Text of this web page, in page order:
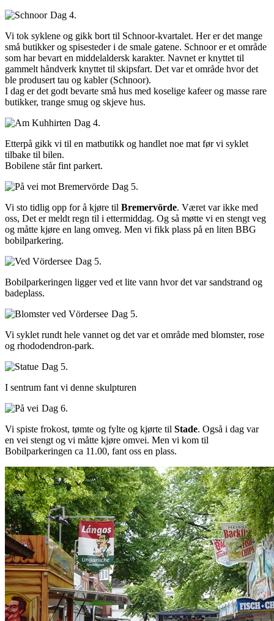
Dag 4.
Vi tok syklene og gikk bort til Schnoor-kvartalet. Her er det mange
små butikker og spisesteder i de smale gatene. Schnoor er et område
som har bevart en middelaldersk karakter. Navnet er knyttet til
gammelt håndverk knyttet til skipsfart. Det var et område hvor det
ble produsert tau og kabler (Schnoor).
I dag er det godt bevarte små hus med koselige kafeer og masse rare
butikker, trange smug og skjeve hus.
Dag 4.
Etterpå gikk vi til en matbutikk og handlet noe mat før vi syklet
tilbake til bilen.
Bobilene står fint parkert.
Dag 5.
Vi sto tidlig opp for å kjøre til Bremervörde. Været var ikke med
oss, Det er meldt regn til i ettermiddag. Og så møtte vi en stengt veg
og måtte kjøre en lang omveg. Men vi fikk plass på en liten BBG
bobilparkering.
Dag 5.
Bobilparkeringen ligger ved et lite vann hvor det var sandstrand og
badeplass.
Dag 5.
Vi syklet rundt hele vannet og det var et område med blomster, rose
og rhododendron-park.
Dag 5.
I sentrum fant vi denne skulpturen
Dag 6.
Vi spiste frokost, tømte og fylte og kjørte til Stade. Også i dag var
en vei stengt og vi måtte kjøre omvei. Men vi kom til
Bobilparkeringen ca 11.00, fant oss en plass.